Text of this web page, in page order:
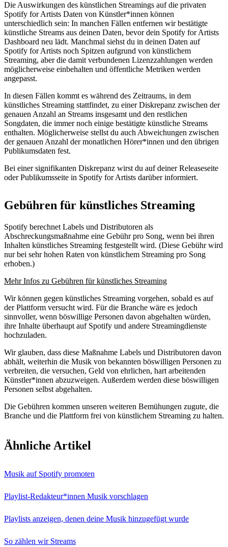
Die Auswirkungen des künstlichen Streamings auf die privaten
Spotify for Artists Daten von Künstler*innen können
unterschiedlich sein: In manchen Fällen entfernen wir bestätigte
künstliche Streams aus deinen Daten, bevor dein Spotify for Artists
Dashboard neu lädt. Manchmal siehst du in deinen Daten auf
Spotify for Artists noch Spitzen aufgrund von künstlichem
Streaming, aber die damit verbundenen Lizenzzahlungen werden
möglicherweise einbehalten und öffentliche Metriken werden
angepasst.
In diesen Fällen kommt es während des Zeitraums, in dem
künstliches Streaming stattfindet, zu einer Diskrepanz zwischen der
genauen Anzahl an Streams insgesamt und den restlichen
Songdaten, die immer noch einige bestätigte künstliche Streams
enthalten. Möglicherweise stellst du auch Abweichungen zwischen
der genauen Anzahl der monatlichen Hörer*innen und den übrigen
Publikumsdaten fest.
Bei einer signifikanten Diskrepanz wirst du auf deiner Releaseseite
oder Publikumsseite in Spotify for Artists darüber informiert.
Gebühren für künstliches Streaming
Spotify berechnet Labels und Distributoren als
Abschreckungsmaßnahme eine Gebühr pro Song, wenn bei ihren
Inhalten künstliches Streaming festgestellt wird. (Diese Gebühr wird
nur bei sehr hohen Raten von künstlichem Streaming pro Song
erhoben.)
Mehr Infos zu Gebühren für künstliches Streaming
Wir können gegen künstliches Streaming vorgehen, sobald es auf
der Plattform versucht wird. Für die Branche wäre es jedoch
sinnvoller, wenn böswillige Personen davon abgehalten würden,
ihre Inhalte überhaupt auf Spotify und andere Streamingdienste
hochzuladen.
Wir glauben, dass diese Maßnahme Labels und Distributoren davon
abhält, weiterhin die Musik von bekannten böswilligen Personen zu
verbreiten, die versuchen, Geld von ehrlichen, hart arbeitenden
Künstler*innen abzuzweigen. Außerdem werden diese böswilligen
Personen selbst abgehalten.
Die Gebühren kommen unseren weiteren Bemühungen zugute, die
Branche und die Plattform frei von künstlichem Streaming zu halten.
Ähnliche Artikel
Musik auf Spotify promoten
Playlist-Redakteur*innen Musik vorschlagen
Playlists anzeigen, denen deine Musik hinzugefügt wurde
So zählen wir Streams